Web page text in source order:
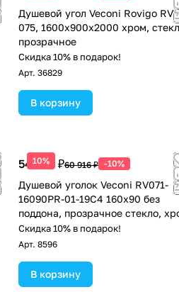
Душевой угол Veconi Rovigo RV-
075, 1600х900х2000 хром,
прозрачное
Скидка 10% в подарок!
Арт. 36829
В корзину
10%
54 824 ₽60 916 ₽ -10%
Душевой уголок Veconi RV071-
16090PR-01-19C4 160х90 без
поддона, прозрачное стекло,
Скидка 10% в подарок!
Арт. 8596
В корзину